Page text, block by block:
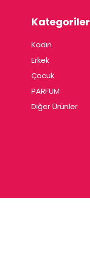
Kategoriler
Kadın
Erkek
Çocuk
PARFUM
Diğer Ürünler